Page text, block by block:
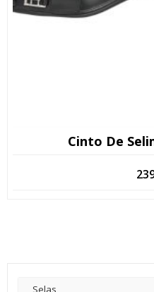
Cinto De
Selas